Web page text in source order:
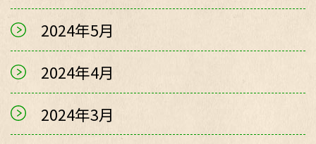
2024年5月
2024年4月
2024年3月